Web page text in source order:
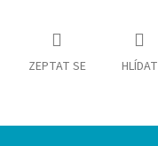
ZEPTAT SE HLÍDAT